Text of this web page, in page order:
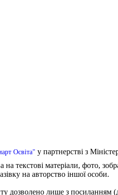
Освіта" у партнерстві з
текстові матеріали, фото,
на авторство іншої особи.
дозволено лише з